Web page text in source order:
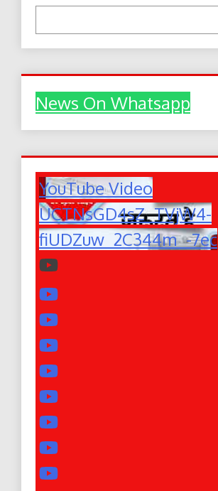
News On Whatsapp
YouTube Video
UCTNsGD4sZ_TVjW4-
fiUDZuw_2C344m_-7ec